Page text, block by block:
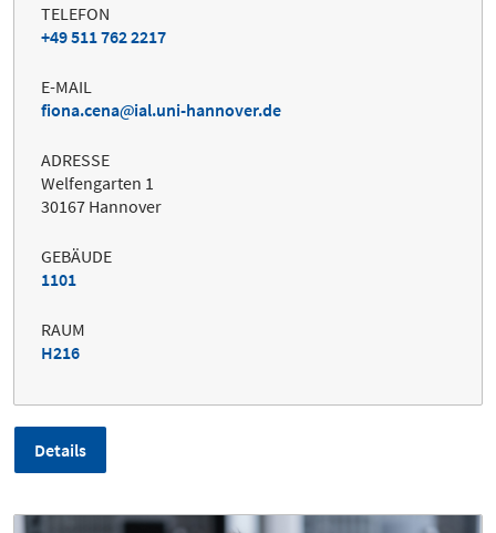
TELEFON
+49 511 762 2217
E-MAIL
fiona.cena
ial.uni-hannover.de
ADRESSE
Welfengarten 1
30167 Hannover
GEBÄUDE
1101
RAUM
H216
Details